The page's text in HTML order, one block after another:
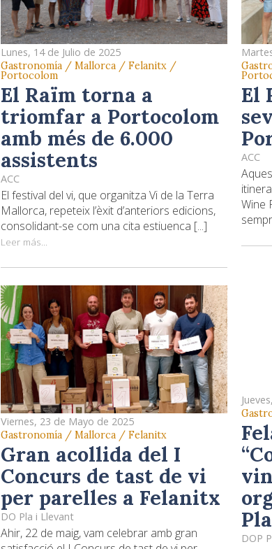
Lunes, 14 de Julio de 2025
Gastronomía / Mallorca / Felanitx /
Portocolom
El Raïm torna a
triomfar a Portocolom
amb més de 6.000
assistents
ACC
El festival del vi, que organitza Vi de la Terra
Mallorca, repeteix l’èxit d’anteriors edicions,
consolidant-se com una cita estiuenca [...]
Leer más...
Viernes, 23 de Mayo de 2025
Gastronomía / Mallorca / Felanitx
Gran acollida del I
Concurs de tast de vi
per parelles a Felanitx
DO Pla i Llevant
Ahir, 22 de maig, vam celebrar amb gran
El
ACC
Wine
DOP